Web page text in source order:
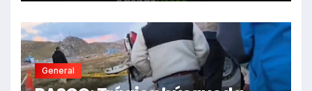
General